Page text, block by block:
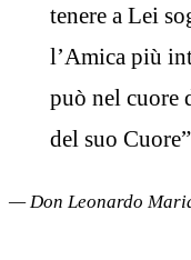
tenere a Lei
l’Amica più
può nel cuore
del suo
— Don Leonardo